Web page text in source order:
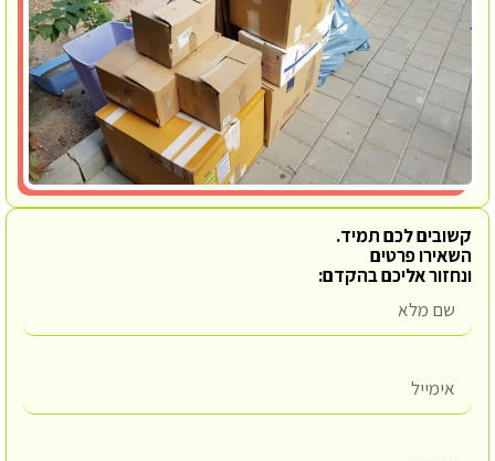
קשובים לכם תמיד.
השאירו פרטים
ונחזור אליכם בהקדם: